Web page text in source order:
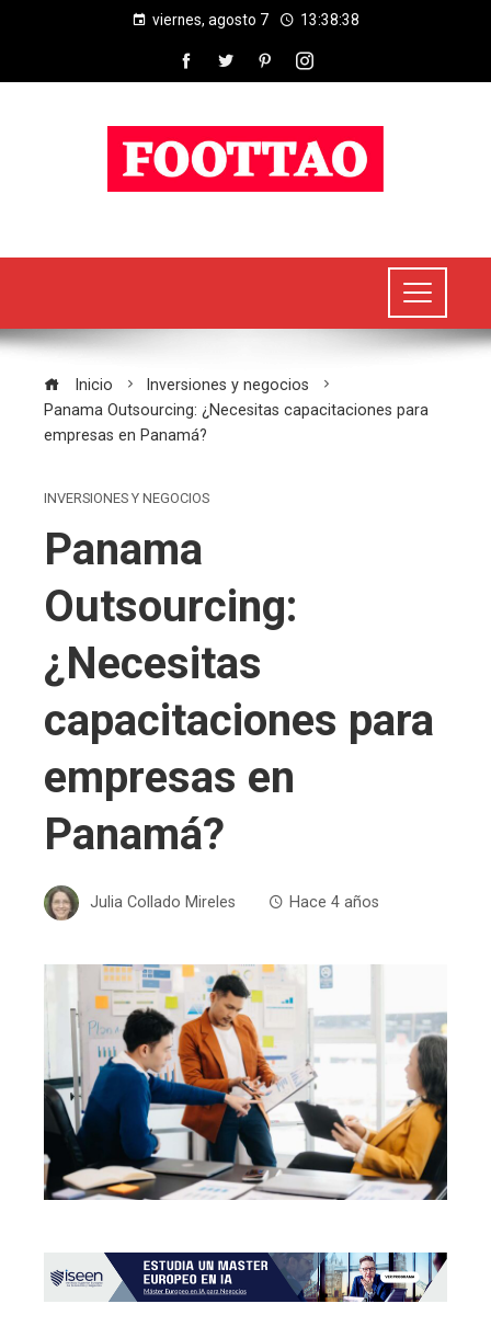
viernes, agosto 7 13:38:38
Inicio
Inversiones y negocios
Panama Outsourcing: ¿Necesitas capacitaciones para
empresas en Panamá?
INVERSIONES Y NEGOCIOS
Panama
Outsourcing:
¿Necesitas
capacitaciones para
empresas en
Panamá?
Julia Collado Mireles Hace 4 años